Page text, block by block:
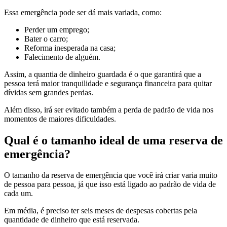
Essa emergência pode ser dá mais variada, como:
Perder um emprego;
Bater o carro;
Reforma inesperada na casa;
Falecimento de alguém.
Assim, a quantia de dinheiro guardada é o que garantirá que a
pessoa terá maior tranquilidade e segurança financeira para quitar
dívidas sem grandes perdas.
Além disso, irá ser evitado também a perda de padrão de vida nos
momentos de maiores dificuldades.
Qual é o tamanho ideal de uma reserva de
emergência?
O tamanho da reserva de emergência que você irá criar varia muito
de pessoa para pessoa, já que isso está ligado ao padrão de vida de
cada um.
Em média, é preciso ter seis meses de despesas cobertas pela
quantidade de dinheiro que está reservada.